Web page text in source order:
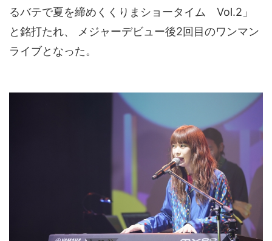
るバテで夏を締めくくりまショータイム Vol.2」
と銘打たれ、 メジャーデビュー後2回目のワンマン
ライブとなった。